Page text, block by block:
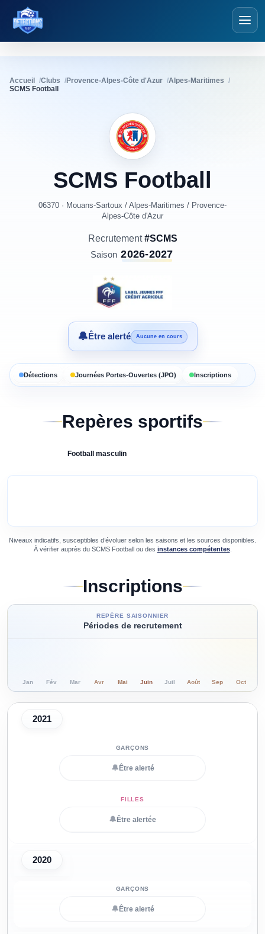
Détections Foot
Accueil Clubs Provence-Alpes-Côte d'Azur
Alpes-Maritimes
SCMS Football
SCMS Football
06370 · Mouans-Sartoux / Alpes-Maritimes / Provence-
Alpes-Côte d'Azur
Recrutement#SCMS
Saison 2026-2027
🔔Être alerté Aucune en cours
Détections Journées Portes-Ouvertes (JPO) Inscriptions
Repères sportifs
Football masculin
Niveaux indicatifs, susceptibles d’évoluer selon les saisons et les sources disponibles.
À vérifier auprès du SCMS Footballou des instances compétentes.
Inscriptions
REPÈRE SAISONNIER
Périodes de recrutement
Jan Fév Mar Avr Mai Juin Juil Août Sep Oct
2021
🔔 Être alerté
🔔 Être alertée
2020
🔔 Être alerté